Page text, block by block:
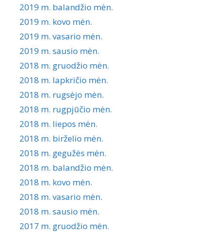
2019 m. balandžio mėn.
2019 m. kovo mėn.
2019 m. vasario mėn.
2019 m. sausio mėn.
2018 m. gruodžio mėn.
2018 m. lapkričio mėn.
2018 m. rugsėjo mėn.
2018 m. rugpjūčio mėn.
2018 m. liepos mėn.
2018 m. birželio mėn.
2018 m. gegužės mėn.
2018 m. balandžio mėn.
2018 m. kovo mėn.
2018 m. vasario mėn.
2018 m. sausio mėn.
2017 m. gruodžio mėn.